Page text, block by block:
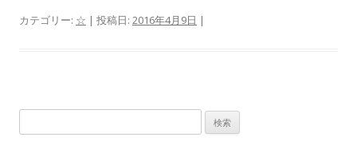
カテゴリー: ☆ | 投稿日: 2016年4月9日 |
索: